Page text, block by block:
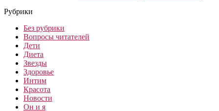
Рубрики
Без рубрики
Вопросы читателей
Дети
Диета
Звезды
Здоровье
Интим
Красота
Новости
Он и я